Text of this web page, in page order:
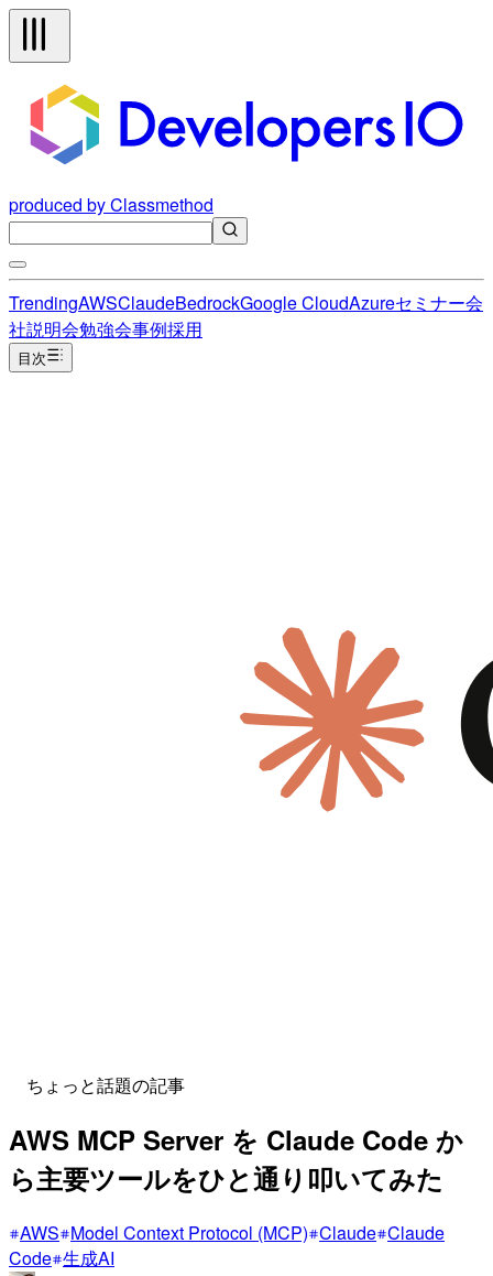
produced by Classmethod
TrendingAWSClaudeBedrockGoogle CloudAzureセミナー会
社説明会勉強会事例採用
目次
ちょっと話題の記事
AWS MCP Server を Claude Code か
ら主要ツールをひと通り叩いてみた
AWS Model Context Protocol (MCP) Claude Claude
Code 生成AI